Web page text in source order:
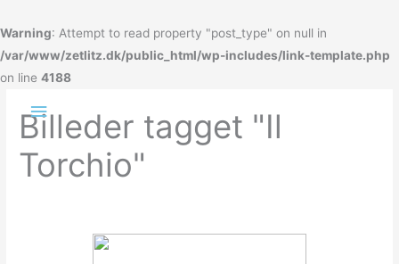
Warning: Attempt to read property "post_type" on null in
/var/www/zetlitz.dk/public_html/wp-includes/link-template.php
on line 4188
til
indholdet
Hovedmenu
Billeder tagget "Il
Torchio"